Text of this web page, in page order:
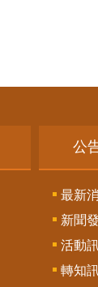
公
最新
新聞
活動
轉知